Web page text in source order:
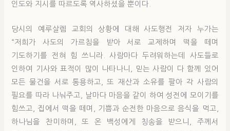
인도와 지시를 따르도록 역사하셨을 뿐이다.
당시의 예루살렘 교회의 상황에 대해 사도행전 저자 누가는
“저희가 사도의 가르침을 받아 서로 교제하며 떡을 떼며
기도하기를 전혀 힘 쓰니라. 사람마다 두려워하는데 사도들로
인하여 기사와 표적이 많이 나타나니, 믿는 사람이 다 함께 있어
모든 물건을 서로 통용하고, 또 재산과 소유를 팔아 각 사람의
필요를 따라 나눠주고, 날마다 마음을 같이 하여 성전에 모이기를
힘쓰고, 집에서 떡을 떼며, 기쁨과 순전한 마음으로 음식을 먹고,
하나님을 찬미하며, 또 온 백성에게 칭송을 받으니, 주께서